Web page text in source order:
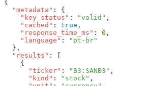
  "metadata"
    "key_status"
: "valid"
    "cached"
: true
    "response_time_ms"
: 0
    "language"
:
  "results"
      "ticker"
: "B3:SANB3"
      "kind"
: "stock"